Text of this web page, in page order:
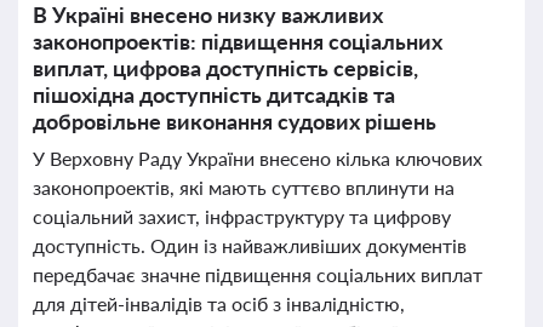
В Україні внесено низку важливих
законопроектів: підвищення соціальних
виплат, цифрова доступність сервісів,
пішохідна доступність дитсадків та
добровільне виконання судових рішень
У Верховну Раду України внесено кілька ключових
законопроектів, які мають суттєво вплинути на
соціальний захист, інфраструктуру та цифрову
доступність. Один із найважливіших документів
передбачає значне підвищення соціальних виплат
для дітей-інвалідів та осіб з інвалідністю,